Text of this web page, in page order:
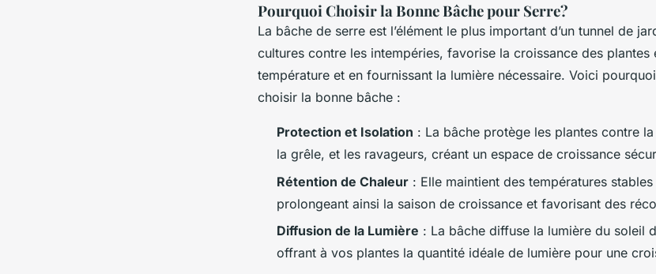
Pourquoi Choisir la Bonne Bâche pour Serre?
La bâche de serre est l’élément le plus important d’un tunnel de
cultures contre les intempéries, favorise la croissance des plantes
température et en fournissant la lumière nécessaire. Voici
choisir la bonne bâche :
Protection et Isolation : La bâche protège les plantes contre
la grêle, et les ravageurs, créant un espace de croissance
Rétention de Chaleur : Elle maintient des températures
prolongeant ainsi la saison de croissance et favorisant des
Diffusion de la Lumière : La bâche diffuse la lumière du soleil
offrant à vos plantes la quantité idéale de lumière pour une